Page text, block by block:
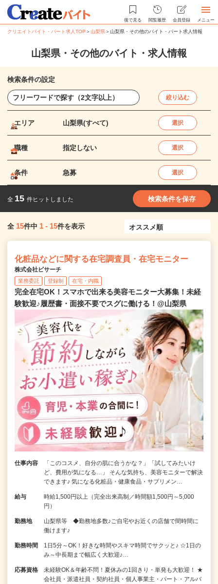
後で見る 閲覧履歴 会員登録 メニュー
クリエイトバイト・パート求人TOP ＞山梨県＞山梨県・その他のバイト・パート求人情報
山梨県・その他のバイト・求人情報
検索条件の設定
絞り込む
エリア 山梨県(すべて) 選択
職種 指定しない 選択
条件 急募 選択
全 15 件ヒットしました 検索条件を保存
全 15件中 1 - 15件を表示
化粧品などに関する在宅調査員・在宅モニター
株式会社ビサーチ
業務委託 登録制 在宅・内職
完全在宅OK！スマホで出来る美容モニター大募集！未経
験歓迎♪履歴書・面接不要でスグに働ける！@山梨県
仕事内容
「このコスメ、自分の肌に合うかな？」「試してみたいけ
ど、費用が気になる…」 そんな気持ち、美容モニターで解決
できます♪ 気になる化粧品・健康食品・サプリメン…
給与
時給1,500円以上（完全出来高制／時間額1,500円～5,000
円）
勤務地
山梨県等 ◆勤務地多数♪ご自宅やお近くの店舗で間時間に
働けます♪
勤務時間
1日5分～OK！好きな時間やスキマ時間でサクッと♪ ☆1日の
み～中長期まで幅広く大歓迎♪…
応募資格
未経験OK＆年齢不問！夏休みの1回きり・単発も大歓迎！ ★
会社員・派遣社員・契約社員・個人事業主・パート・アルバ